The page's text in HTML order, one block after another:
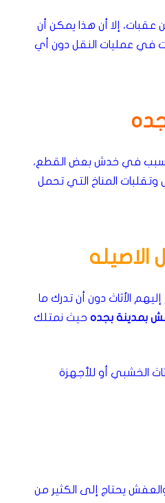
إلا أن هذا يمكن أن
في عمليات النقل دون أي
تتسبب في خدش بعض القطع،
وتقلبات المناخ التي تحمل
الأثاث دون أن تدرك ما
بمدينة بجده حيث نمتلك
الخشبي أو للأجهزة
يحتاج إلى الكثير من